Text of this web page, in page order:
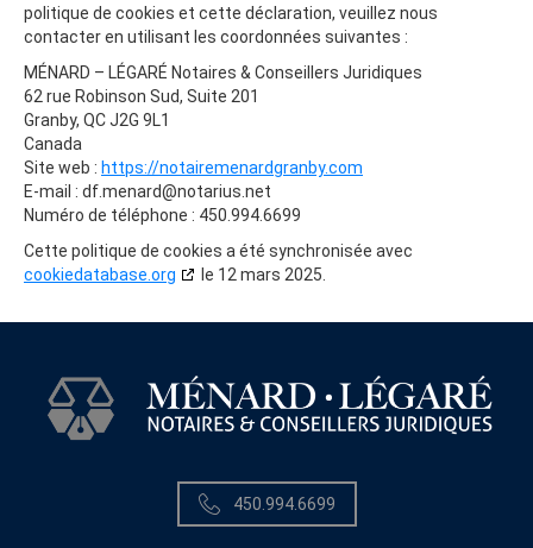
politique de cookies et cette déclaration, veuillez nous
contacter en utilisant les coordonnées suivantes :
MÉNARD – LÉGARÉ Notaires & Conseillers Juridiques
62 rue Robinson Sud, Suite 201
Granby, QC J2G 9L1
Canada
Site web : https://notairemenardgranby.com
E-mail : df.menard@notarius.net
Numéro de téléphone : 450.994.6699
Cette politique de cookies a été synchronisée avec
cookiedatabase.org
le 12 mars 2025.
450.994.6699